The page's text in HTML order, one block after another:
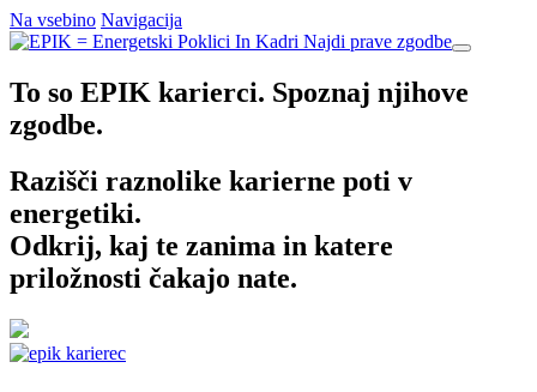
Na vsebino Navigacija
Najdi prave zgodbe
To so EPIK karierci. Spoznaj njihove
zgodbe.
Razišči raznolike karierne poti v
energetiki.
Odkrij, kaj te zanima in katere
priložnosti čakajo nate.